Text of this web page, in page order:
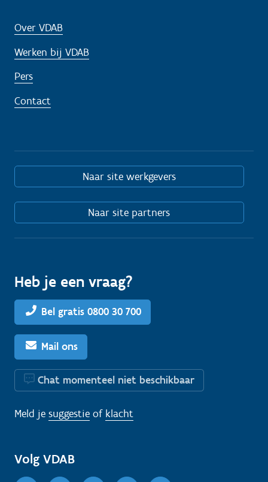
Over VDAB
Werken bij VDAB
Pers
Contact
Naar site werkgevers
Naar site partners
Heb je een vraag?
Bel gratis 0800 30 700
Mail ons
Chat momenteel niet beschikbaar
Meld je suggestie of klacht
Volg VDAB